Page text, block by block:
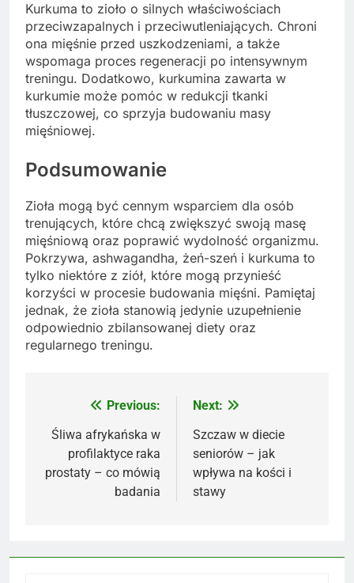
Kurkuma to zioło o silnych właściwościach
przeciwzapalnych i przeciwutleniających. Chroni
ona mięśnie przed uszkodzeniami, a także
wspomaga proces regeneracji po intensywnym
treningu. Dodatkowo, kurkumina zawarta w
kurkumie może pomóc w redukcji tkanki
tłuszczowej, co sprzyja budowaniu masy
mięśniowej.
Podsumowanie
Zioła mogą być cennym wsparciem dla osób
trenujących, które chcą zwiększyć swoją masę
mięśniową oraz poprawić wydolność organizmu.
Pokrzywa, ashwagandha, żeń-szeń i kurkuma to
tylko niektóre z ziół, które mogą przynieść
korzyści w procesie budowania mięśni. Pamiętaj
jednak, że zioła stanowią jedynie uzupełnienie
odpowiednio zbilansowanej diety oraz
regularnego treningu.
Nawigacja
wpisu
Previous:
Śliwa afrykańska w
profilaktyce raka
prostaty – co mówią
badania
Next:
Szczaw w diecie
seniorów – jak
wpływa na kości i
stawy